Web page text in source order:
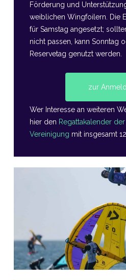
Förderung und
weiblichen Wingfoilern. Die
für Samstag angesetzt;
nicht passen, kann Sonntag
Reservetag genutzt werden.
zur
Wer Interesse an weiteren
hier den Regattakalender
Vereinigung mit insgesamt